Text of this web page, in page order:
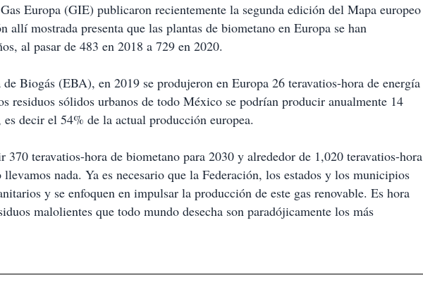
Europa (GIE) publicaron recientemente la segunda edición del Mapa europeo
allí mostrada presenta que las plantas de biometano en Europa se han
al pasar de 483 en 2018 a 729 en 2020.
Biogás (EBA), en 2019 se produjeron en Europa 26 teravatios-hora de energía
residuos sólidos urbanos de todo México se podrían producir anualmente 14
decir el 54% de la actual producción europea.
teravatios-hora de biometano para 2030 y alrededor de 1,020 teravatios-hora
nada. Ya es necesario que la Federación, los estados y los municipios
y se enfoquen en impulsar la producción de este gas renovable. Es hora
malolientes que todo mundo desecha son paradójicamente los más